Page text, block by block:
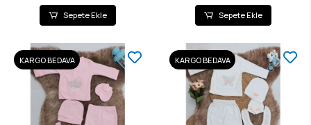
Sepete Ekle Sepete Ekle
KARGO BEDAVA KARGO BEDAVA